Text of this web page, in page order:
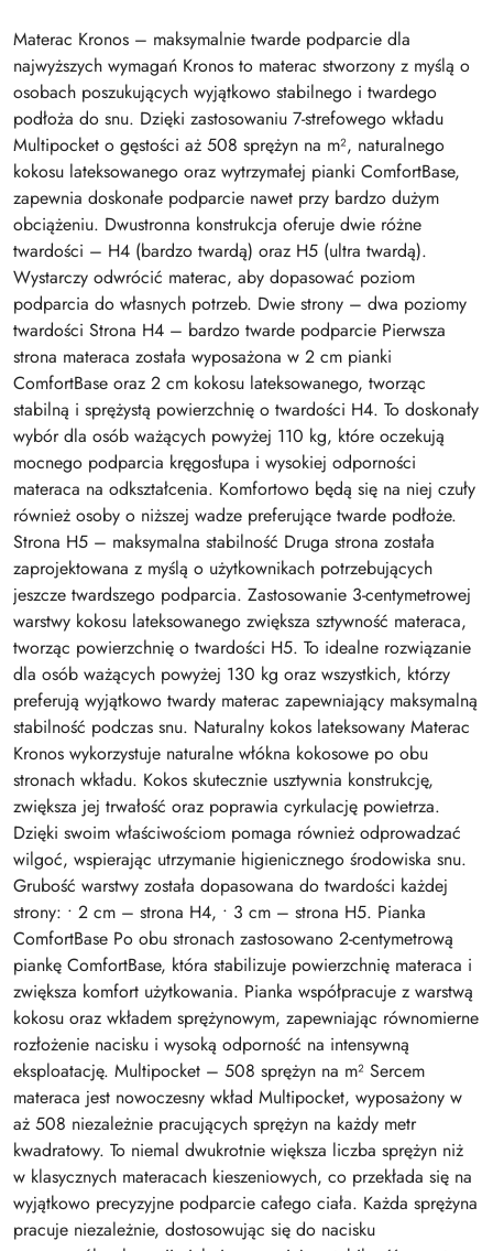
Materac Kronos – maksymalnie twarde podparcie dla
najwyższych wymagań Kronos to materac stworzony z myślą o
osobach poszukujących wyjątkowo stabilnego i twardego
podłoża do snu. Dzięki zastosowaniu 7-strefowego wkładu
Multipocket o gęstości aż 508 sprężyn na m², naturalnego
kokosu lateksowanego oraz wytrzymałej pianki ComfortBase,
zapewnia doskonałe podparcie nawet przy bardzo dużym
obciążeniu. Dwustronna konstrukcja oferuje dwie różne
twardości – H4 (bardzo twardą) oraz H5 (ultra twardą).
Wystarczy odwrócić materac, aby dopasować poziom
podparcia do własnych potrzeb. Dwie strony – dwa poziomy
twardości Strona H4 – bardzo twarde podparcie Pierwsza
strona materaca została wyposażona w 2 cm pianki
ComfortBase oraz 2 cm kokosu lateksowanego, tworząc
stabilną i sprężystą powierzchnię o twardości H4. To doskonały
wybór dla osób ważących powyżej 110 kg, które oczekują
mocnego podparcia kręgosłupa i wysokiej odporności
materaca na odkształcenia. Komfortowo będą się na niej czuły
również osoby o niższej wadze preferujące twarde podłoże.
Strona H5 – maksymalna stabilność Druga strona została
zaprojektowana z myślą o użytkownikach potrzebujących
jeszcze twardszego podparcia. Zastosowanie 3-centymetrowej
warstwy kokosu lateksowanego zwiększa sztywność materaca,
tworząc powierzchnię o twardości H5. To idealne rozwiązanie
dla osób ważących powyżej 130 kg oraz wszystkich, którzy
preferują wyjątkowo twardy materac zapewniający maksymalną
stabilność podczas snu. Naturalny kokos lateksowany Materac
Kronos wykorzystuje naturalne włókna kokosowe po obu
stronach wkładu. Kokos skutecznie usztywnia konstrukcję,
zwiększa jej trwałość oraz poprawia cyrkulację powietrza.
Dzięki swoim właściwościom pomaga również odprowadzać
wilgoć, wspierając utrzymanie higienicznego środowiska snu.
Grubość warstwy została dopasowana do twardości każdej
strony: • 2 cm – strona H4, • 3 cm – strona H5. Pianka
ComfortBase Po obu stronach zastosowano 2-centymetrową
piankę ComfortBase, która stabilizuje powierzchnię materaca i
zwiększa komfort użytkowania. Pianka współpracuje z warstwą
kokosu oraz wkładem sprężynowym, zapewniając równomierne
rozłożenie nacisku i wysoką odporność na intensywną
eksploatację. Multipocket – 508 sprężyn na m² Sercem
materaca jest nowoczesny wkład Multipocket, wyposażony w
aż 508 niezależnie pracujących sprężyn na każdy metr
kwadratowy. To niemal dwukrotnie większa liczba sprężyn niż
w klasycznych materacach kieszeniowych, co przekłada się na
wyjątkowo precyzyjne podparcie całego ciała. Każda sprężyna
pracuje niezależnie, dostosowując się do nacisku